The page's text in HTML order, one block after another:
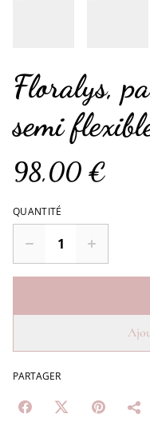
Floralys,
semi
98,00 €
QUANTITÉ
PARTAGER